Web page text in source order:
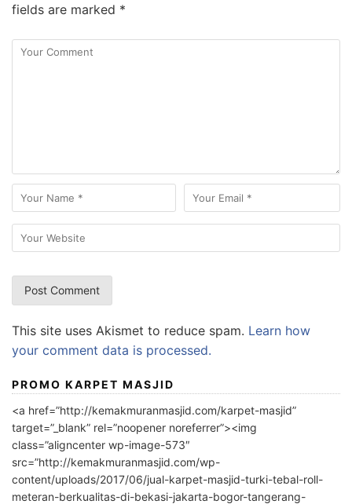
fields are marked *
This site uses Akismet to reduce spam. Learn how
your comment data is processed.
PROMO KARPET MASJID
<a href=”http://kemakmuranmasjid.com/karpet-masjid”
target=”_blank” rel=”noopener noreferrer”><img
class=”aligncenter wp-image-573″
src=”http://kemakmuranmasjid.com/wp-
content/uploads/2017/06/jual-karpet-masjid-turki-tebal-roll-
meteran-berkualitas-di-bekasi-jakarta-bogor-tangerang-